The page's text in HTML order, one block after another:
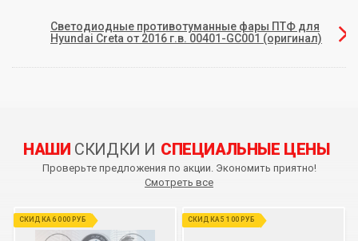
Светодиодные противотуманные фары ПТФ для
Hyundai Creta от 2016 г.в. 00401-GC001 (оригинал)
НАШИ СКИДКИ И СПЕЦИАЛЬНЫЕ ЦЕНЫ
Проверьте предложения по акции. Экономить приятно!
Смотреть все